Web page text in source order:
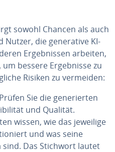
sowohl Chancen als auch
Nutzer, die ge­ne­ra­ti­ve KI-
Er­geb­nis­sen arbeiten,
bessere Er­geb­nis­se zu
Risiken zu vermeiden:
Sie die ge­ne­rier­ten
und Qualität.
wissen, wie das jeweilige
und was seine
sind. Das Stichwort lautet